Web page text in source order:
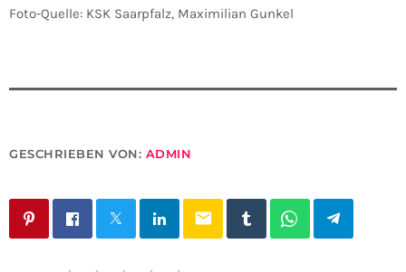
Foto-Quelle: KSK Saarpfalz, Maximilian Gunkel
GESCHRIEBEN VON: ADMIN
email